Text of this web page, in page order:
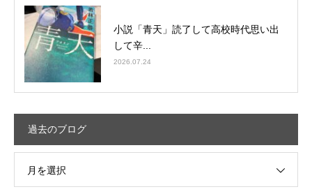
小説「青天」読了して高校時代思い出
して辛...
2026.07.24
過去のブログ
月を選択